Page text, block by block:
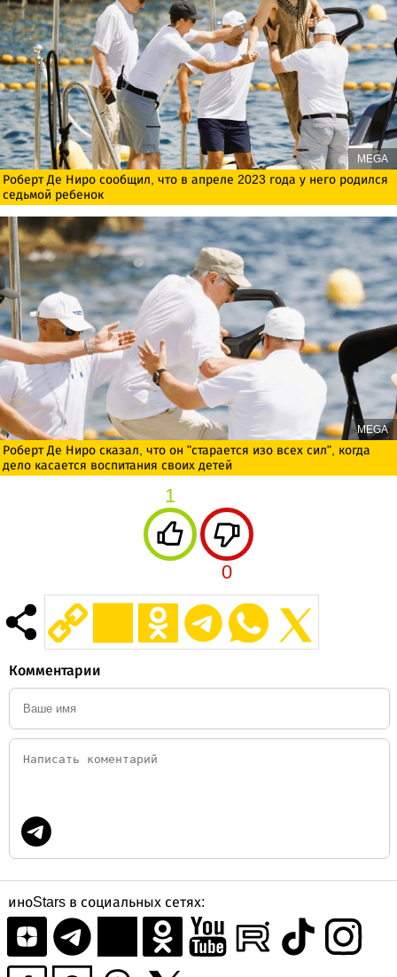
MEGA
Роберт Де Ниро сообщил, что в апреле 2023 года у него родился
седьмой ребенок
MEGA
Роберт Де Ниро сказал, что он "старается изо всех сил", когда
дело касается воспитания своих детей
1
0
Комментарии
иноStars в социальных сетях: